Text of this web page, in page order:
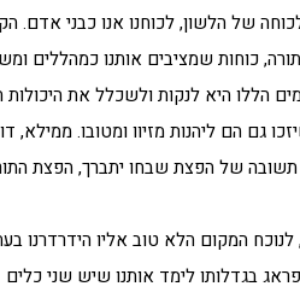
של הלשון, לכוחנו אנו כבני אדם.
כוחות שמציבים אותנו כמהללים
הללו היא לנקות ולשכלל את היכולות
הם ליהנות מזיוו ומטובו. ממילא,
תשובה של הפצת שבחו יתברך, הפצת
המקום הלא טוב אליו הידרדרנו
בגדלותו לימד אותנו שיש שני כלים